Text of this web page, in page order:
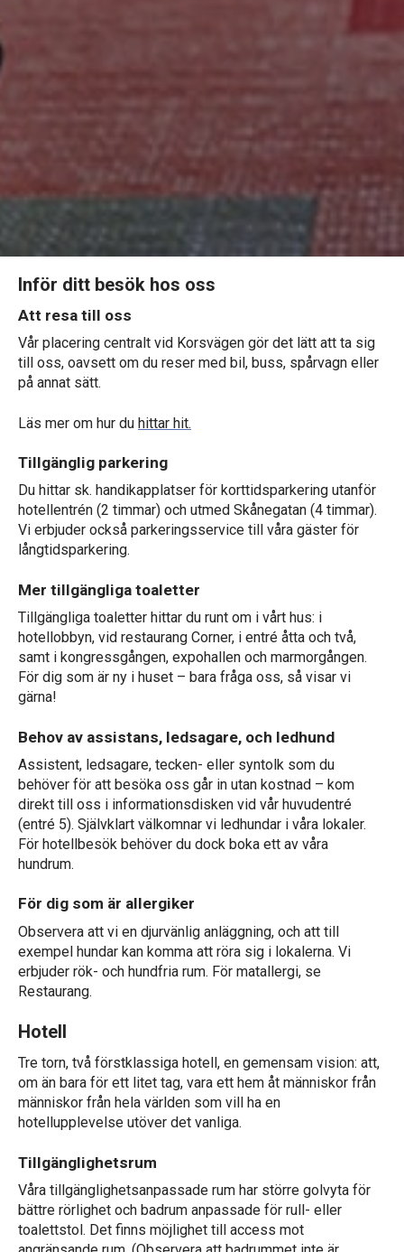
Inför ditt besök hos oss
Att resa till oss
Vår placering centralt vid Korsvägen gör det lätt att ta sig
till oss, oavsett om du reser med bil, buss, spårvagn eller
på annat sätt.
Läs mer om hur du hittar hit.
Tillgänglig parkering
Du hittar sk. handikapplatser för korttidsparkering utanför
hotellentrén (2 timmar) och utmed Skånegatan (4 timmar).
Vi erbjuder också parkeringsservice till våra gäster för
långtidsparkering.
Mer tillgängliga toaletter
Tillgängliga toaletter hittar du runt om i vårt hus: i
hotellobbyn, vid restaurang Corner, i entré åtta och två,
samt i kongressgången, expohallen och marmorgången.
För dig som är ny i huset – bara fråga oss, så visar vi
gärna!
Behov av assistans, ledsagare, och ledhund
Assistent, ledsagare, tecken- eller syntolk som du
behöver för att besöka oss går in utan kostnad – kom
direkt till oss i informationsdisken vid vår huvudentré
(entré 5). Självklart välkomnar vi ledhundar i våra lokaler.
För hotellbesök behöver du dock boka ett av våra
hundrum.
För dig som är allergiker
Observera att vi en djurvänlig anläggning, och att till
exempel hundar kan komma att röra sig i lokalerna. Vi
erbjuder rök- och hundfria rum. För matallergi, se
Restaurang.
Hotell
Tre torn, två förstklassiga hotell, en gemensam vision: att,
om än bara för ett litet tag, vara ett hem åt människor från
människor från hela världen som vill ha en
hotellupplevelse utöver det vanliga.
Tillgänglighetsrum
Våra tillgänglighetsanpassade rum har större golvyta för
bättre rörlighet och badrum anpassade för rull- eller
toalettstol. Det finns möjlighet till access mot